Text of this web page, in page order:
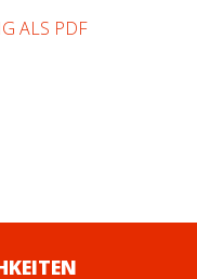
ALS PDF